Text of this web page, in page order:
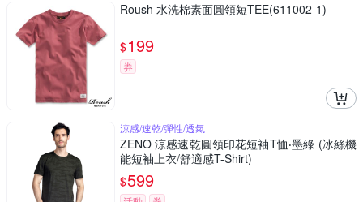
Roush 水洗棉素面圓領短TEE(611002-1)
$199
券
涼感/速乾/彈性/透氣
ZENO 涼感速乾圓領印花短袖T恤‧墨綠 (冰絲機
能短袖上衣/舒適感T-Shirt)
$599